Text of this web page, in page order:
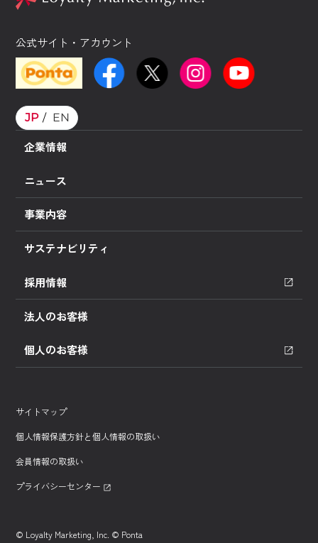
公式サイト・アカウント
JP EN
企業情報
ニュース
事業内容
サステナビリティ
採用情報
法人のお客様
個人のお客様
サイトマップ
個人情報保護方針と個人情報の取扱い
会員情報の取扱い
プライバシーセンター
© Loyalty Marketing, Inc. © Ponta